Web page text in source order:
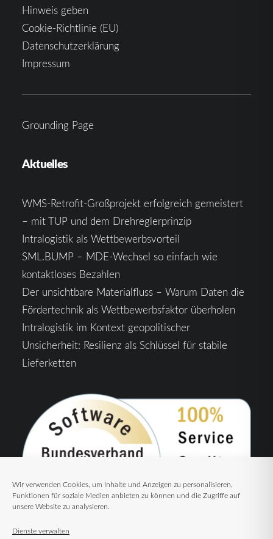
Wir verwenden Cookies, um Inhalte und Anzeigen zu personalisieren,
Funktionen für soziale Medien anbieten zu können und die Zugriffe auf
unsere Website zu analysieren.
Dienste verwalten
Hinweis geben
Cookie-Richtlinie (EU)
Datenschutzerklärung
Impressum
Grounding Page
Aktuelles
WMS-Retrofit-Großprojekt erfolgreich gemeistert
– mit TUP und dem Drehreglerprinzip
Intralogistik als Wettbewerbsvorteil
SML.BUMP – MDE-Wechsel so einfach wie
kontaktloses Bezahlen
Der unsichtbare Materialfluss – Warum Daten die
Fördertechnik als Wettbewerbsfaktor überholen
Intralogistik im Kontext geopolitischer
Unsicherheit: Resilienz als Schlüssel für stabile
Lieferketten